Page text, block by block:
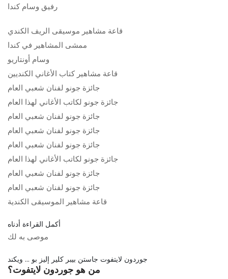
رفيق وسام كندا
قاعة مشاهير موسيقى الريف الكندي
ممشى المشاهير في كندا
وسام أونتاريو
قاعة مشاهير كتاب الأغاني الكنديين
جائزة جونو لفنان شعبي العام
جائزة جونو لكاتب الأغاني لهذا العام
جائزة جونو لفنان شعبي العام
جائزة جونو لفنان شعبي العام
جائزة جونو لفنان شعبي العام
جائزة جونو لكاتب الأغاني لهذا العام
جائزة جونو لفنان شعبي العام
جائزة جونو لفنان شعبي العام
قاعة مشاهير الموسيقى الكندية
أكمل القراءة أدناه
موصى به لك
جوردون لايتفوت جاستن بيبر كلير إليز بو ... ويكند
من هو جوردون لايتفوت؟